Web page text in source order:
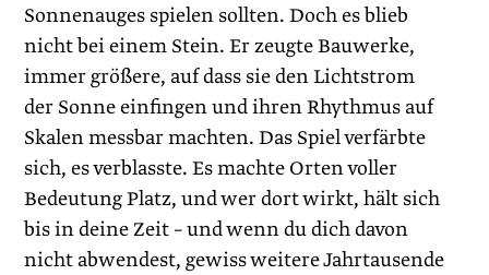
Sonnenauges spielen sollten. Doch es blieb
nicht bei einem Stein. Er zeugte Bauwerke,
immer größere, auf dass sie den Lichtstrom
der Sonne einfingen und ihren Rhythmus auf
Skalen messbar machten. Das Spiel verfärbte
sich, es verblasste. Es machte Orten voller
Bedeutung Platz, und wer dort wirkt, hält sich
bis in deine Zeit – und wenn du dich davon
nicht abwendest, gewiss weitere Jahrtausende